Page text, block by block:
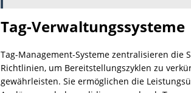
Tag-Verwaltungssysteme
Tag-Management-Systeme zentralisieren die
Richtlinien, um Bereitstellungszyklen zu
gewährleisten. Sie ermöglichen die